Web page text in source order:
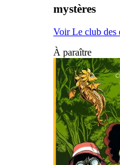
mystères
Voir Le club des
À paraître